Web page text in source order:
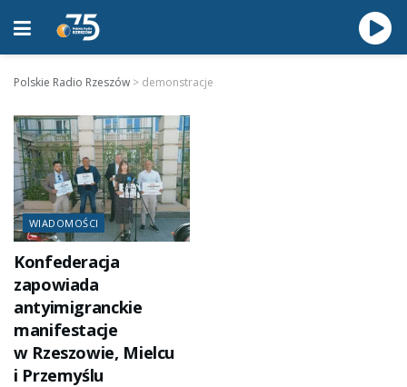
Polskie Radio Rzeszów > demonstracje
WIADOMOŚCI
Konfederacja
zapowiada
antyimigranckie
manifestacje
w Rzeszowie, Mielcu
i Przemyślu